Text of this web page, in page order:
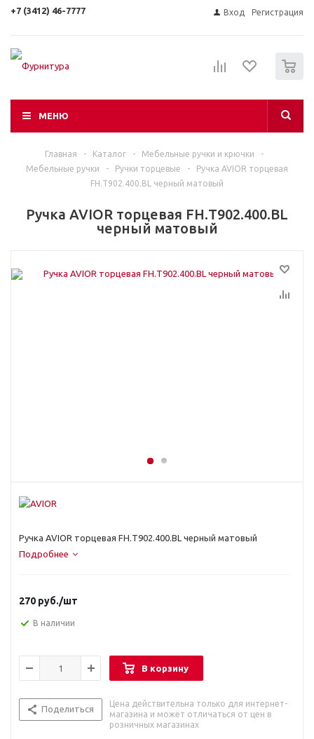
+7 (3412) 46-7777 Вход Регистрация
МЕНЮ
Главная - Каталог - Мебельные ручки и крючки
-
Мебельные ручки
- Ручки торцевые -
Ручка AVIOR торцевая
FH.Т902.400.BL черный матовый
Ручка AVIOR торцевая FH.Т902.400.BL
черный матовый
Ручка AVIOR торцевая FH.Т902.400.BL черный матовый
Подробнее
270 руб./шт
В наличии
В корзину
Поделиться
Цена действительна только для интернет-
магазина и может отличаться от цен в
розничных магазинах